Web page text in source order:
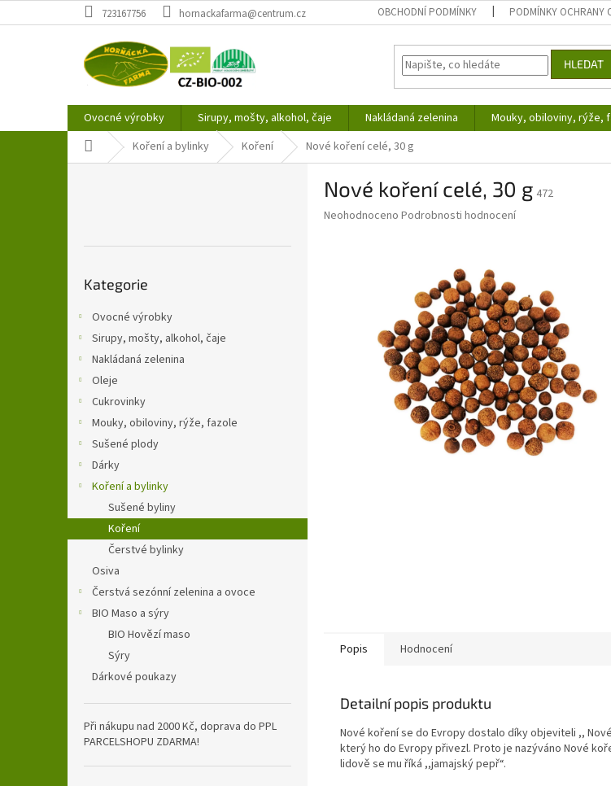
na
723167756 hornackafarma@centrum.cz OBCHODNÍ PODMÍNKY PODMÍNKY OCHRANY
HLEDAT
Ovocné výrobky Sirupy, mošty, alkohol, čaje Nakládaná zelenina Mouky, obiloviny, rýže,
Domů Koření a bylinky Koření Nové koření celé, 30 g
kategorie
Kategorie
Ovocné výrobky
Sirupy, mošty, alkohol, čaje
Nakládaná zelenina
Oleje
Cukrovinky
Mouky, obiloviny, rýže, fazole
Sušené plody
Dárky
Koření a bylinky
Sušené byliny
Koření
Čerstvé bylinky
Osiva
Čerstvá sezónní zelenina a ovoce
BIO Maso a sýry
BIO Hovězí maso
Sýry
Dárkové poukazy
Při nákupu nad 2000 Kč, doprava do PPL
PARCELSHOPU ZDARMA!
Nové koření celé, 30 g 472
Průměrné
Neohodnoceno Podrobnosti hodnocení
Popis Hodnocení
Detailní popis produktu
Nové koření se do Evropy dostalo díky objeviteli ,,
který ho do Evropy přivezl. Proto je nazýváno Nové
lidově se mu říká ,,jamajský pepř“.